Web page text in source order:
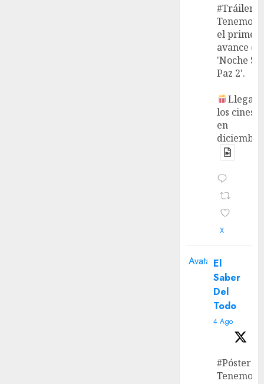
#Tráiler
Tenemos
el primer
avance de
'Noche
Paz 2'.
Llega a
los cines
en
X
Avatar El
Saber
Del
Todo
4 Ago
#Póster
Tenemos